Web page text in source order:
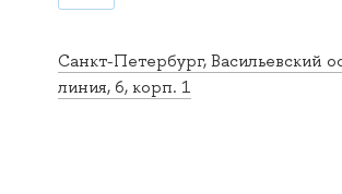
Санкт-Петербург, Васильевский
линия, 6, корп. 1